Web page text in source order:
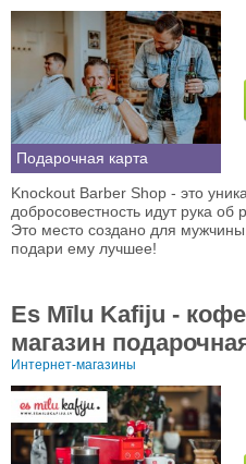
Подарочная карта
Knockout Barber Shop - это
добросовестность идут рука об
Это место создано для
подари ему лучшее!
Es Mīlu Kafiju -
магазин
Интернет-магазины